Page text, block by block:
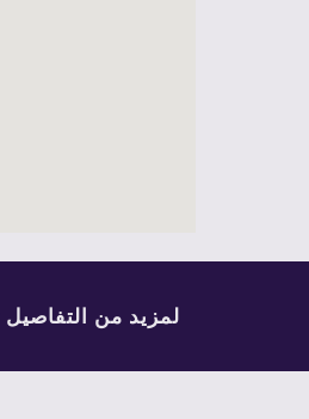
لمزيد من التفاصيل